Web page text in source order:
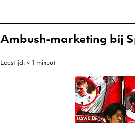
Ambush-marketing bij
Leestijd: < 1 minuut